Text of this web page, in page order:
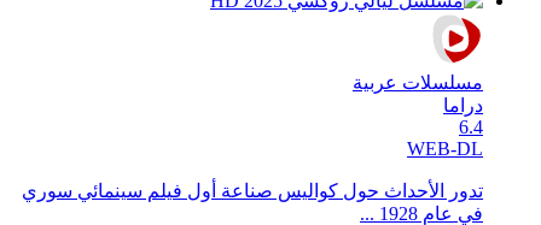
مسلسلات عربية
دراما
6.4
WEB-DL
تدور الأحداث حول كواليس صناعة أول فيلم سينمائي سوري
في عام 1928 ...